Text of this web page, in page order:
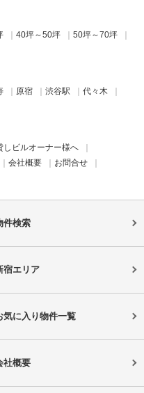
40坪～50坪
50坪～70坪
原宿 渋谷駅
代々木
しビルオーナー様へ
会社概要
お問合せ
件検索
宿エリア
気に入り物件一覧
社概要